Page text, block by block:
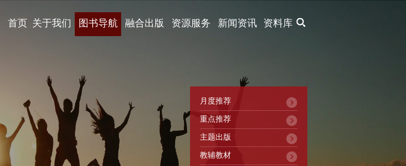
X
首页 关于我们 图书导航 融合出版 资源服务 新闻资讯 资料库
月度推荐
重点推荐
主题出版
教辅教材